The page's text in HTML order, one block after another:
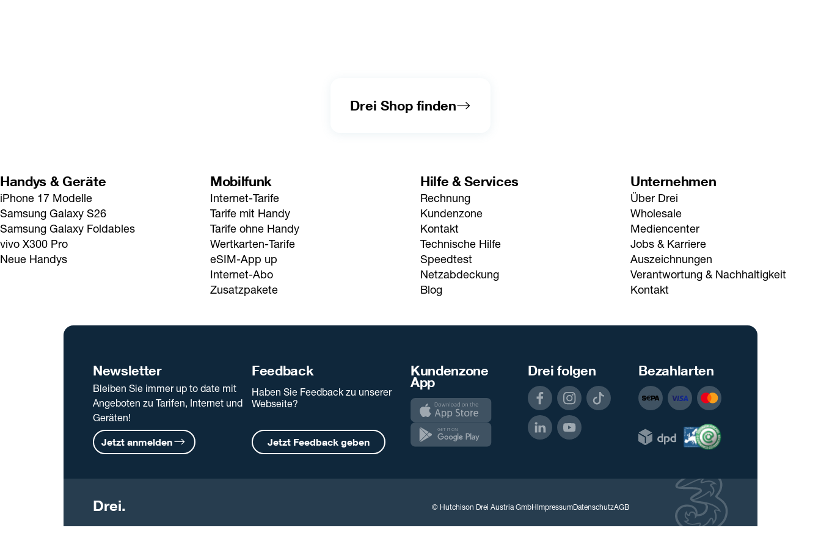
Drei Shop finden
Handys & Geräte
iPhone 17 Modelle
Samsung Galaxy S26
Samsung Galaxy Foldables
vivo X300 Pro
Neue Handys
Mobilfunk
Internet-Tarife
Tarife mit Handy
Tarife ohne Handy
Wertkarten-Tarife
eSIM-App up
Internet-Abo
Zusatzpakete
Hilfe & Services
Rechnung
Kundenzone
Kontakt
Technische Hilfe
Speedtest
Netzabdeckung
Blog
Unternehmen
Über Drei
Wholesale
Mediencenter
Jobs & Karriere
Auszeichnungen
Verantwortung & Nachhaltigkeit
Kontakt
Newsletter
Bleiben Sie immer up to date mit
Angeboten zu Tarifen, Internet und
Geräten!
Jetzt anmelden
Feedback
Haben Sie Feedback zu unserer
Webseite?
Jetzt Feedback geben
Kundenzone
App
Drei folgen Bezahlarten
Drei. © Hutchison Drei Austria GmbHImpressumDatenschutzAGB